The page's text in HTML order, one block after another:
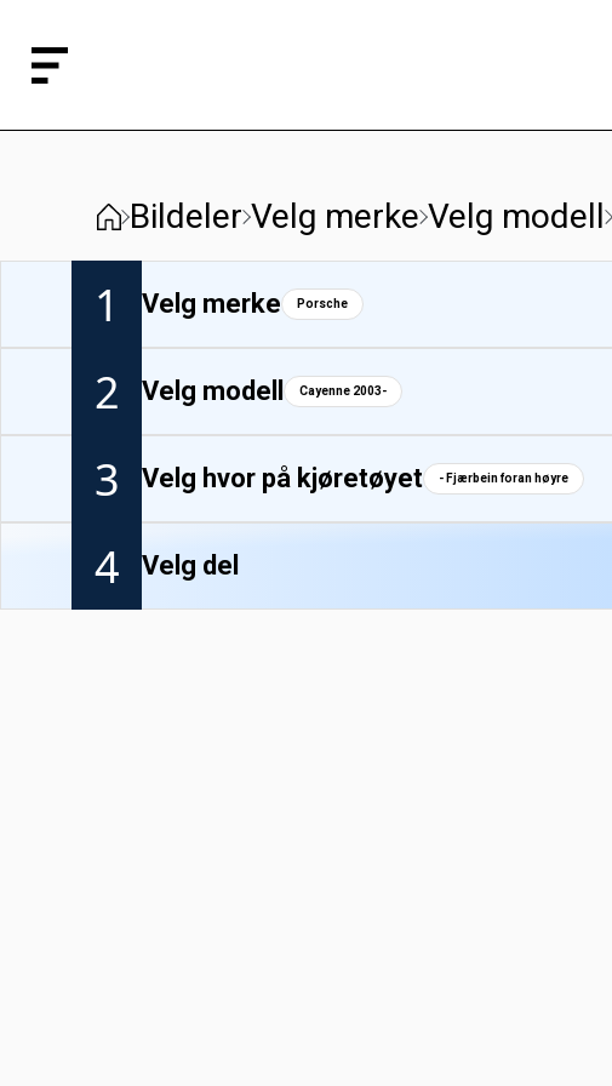
Bildeler Velg merke Velg modell
1 Velg merke Porsche
2 Velg modell Cayenne 2003-
3 Velg hvor på kjøretøyet - Fjærbein foran høyre
4 Velg del